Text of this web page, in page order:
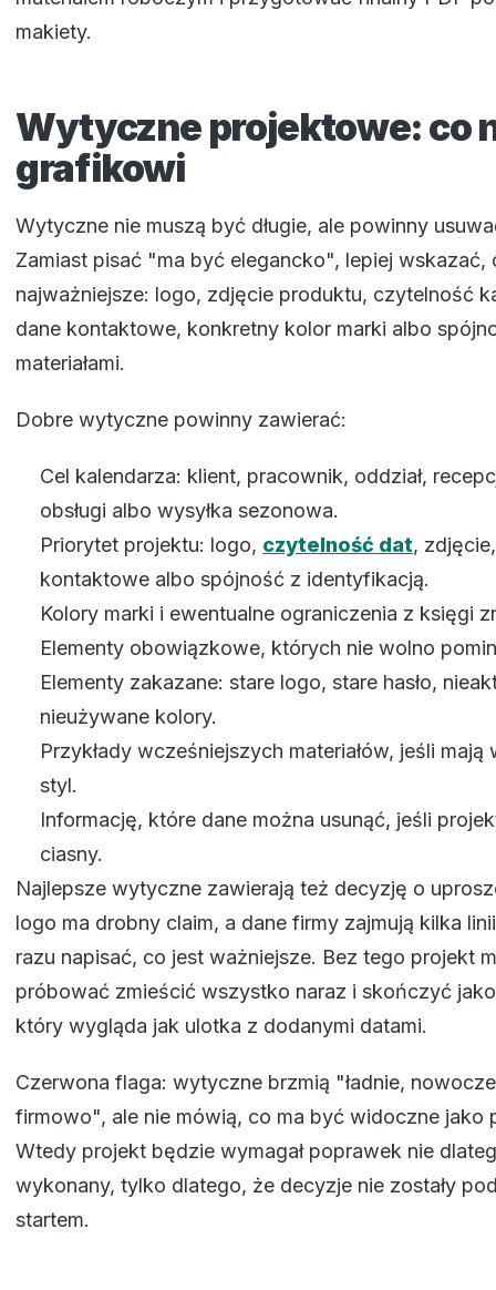
makiety.
Wytyczne projektowe: co
grafikowi
Wytyczne nie muszą być długie, ale powinny
Zamiast pisać "ma być elegancko", lepiej wskazać,
najważniejsze: logo, zdjęcie produktu, czytelność
dane kontaktowe, konkretny kolor marki albo
materiałami.
Dobre wytyczne powinny zawierać:
Cel kalendarza: klient, pracownik, oddział,
obsługi albo wysyłka sezonowa.
Priorytet projektu: logo, czytelność dat,
kontaktowe albo spójność z identyfikacją.
Kolory marki i ewentualne ograniczenia z księgi
Elementy obowiązkowe, których nie wolno
Elementy zakazane: stare logo, stare hasło,
nieużywane kolory.
Przykłady wcześniejszych materiałów, jeśli mają
styl.
Informację, które dane można usunąć, jeśli
ciasny.
Najlepsze wytyczne zawierają też decyzję o
logo ma drobny claim, a dane firmy zajmują kilka
razu napisać, co jest ważniejsze. Bez tego projekt
próbować zmieścić wszystko naraz i skończyć
który wygląda jak ulotka z dodanymi datami.
Czerwona flaga: wytyczne brzmią "ładnie,
firmowo", ale nie mówią, co ma być widoczne jako
Wtedy projekt będzie wymagał poprawek nie
wykonany, tylko dlatego, że decyzje nie zostały
startem.